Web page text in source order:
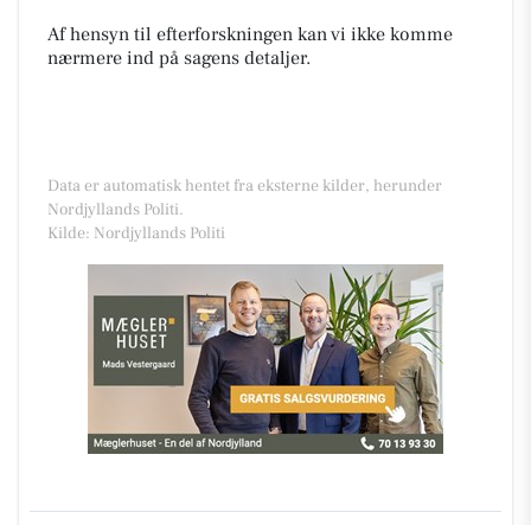
Af hensyn til efterforskningen kan vi ikke komme
nærmere ind på sagens detaljer.
Data er automatisk hentet fra eksterne kilder, herunder
Nordjyllands Politi.
Kilde: Nordjyllands Politi